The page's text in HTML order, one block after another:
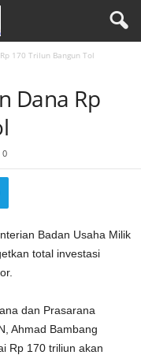
170 Trilun Bangun Tol
Dana Rp
0
Badan Usaha Milik
total investasi
dan Prasarana
Ahmad Bambang
Rp 170 triliun akan